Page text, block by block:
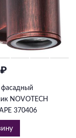
NOVOTECH
370406